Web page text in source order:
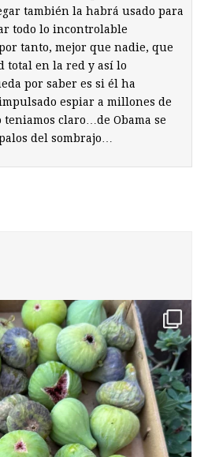
también la habrá usado para
todo lo incontrolable
tanto, mejor que nadie, que
total en la red y así lo
por saber es si él ha
espiar a millones de
claro…de Obama se
del sombrajo…